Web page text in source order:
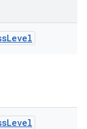
Level
Level